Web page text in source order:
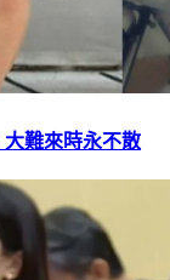
難來時永不散